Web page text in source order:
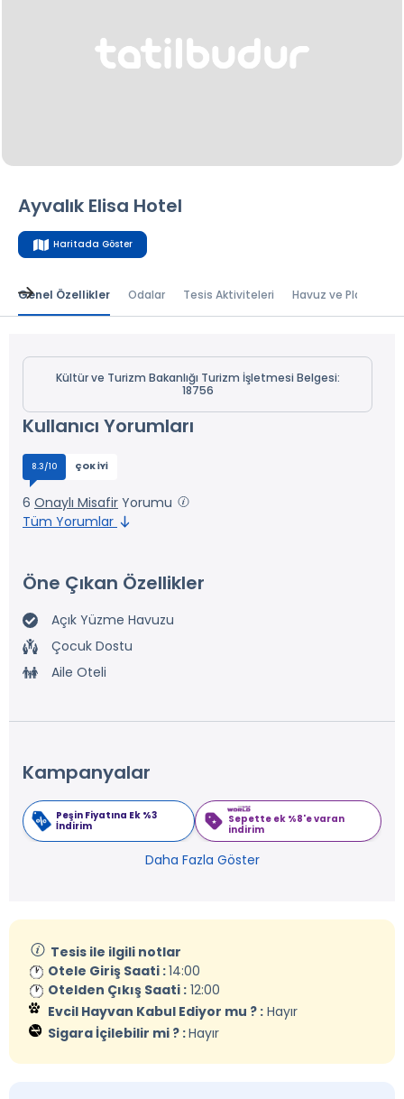
Ayvalık Elisa Hotel
Haritada Göster
Genel Özellikler Odalar Tesis Aktiviteleri Havuz ve Plaj
Kültür ve Turizm Bakanlığı Turizm İşletmesi Belgesi:
18756
Kullanıcı Yorumları
8.3/10 ÇOK İYI
6 Onaylı Misafir Yorumu
Tüm Yorumlar
Öne Çıkan Özellikler
Açık Yüzme Havuzu
Çocuk Dostu
Aile Oteli
Kampanyalar
Peşin Fiyatına Ek %3
İndirim
Sepette ek %8'e varan
indirim
Daha Fazla Göster
Tesis ile ilgili notlar
Otele Giriş Saati :14:00
Otelden Çıkış Saati : 12:00
Evcil Hayvan Kabul Ediyor mu ? : Hayır
Sigara İçilebilir mi ? :Hayır